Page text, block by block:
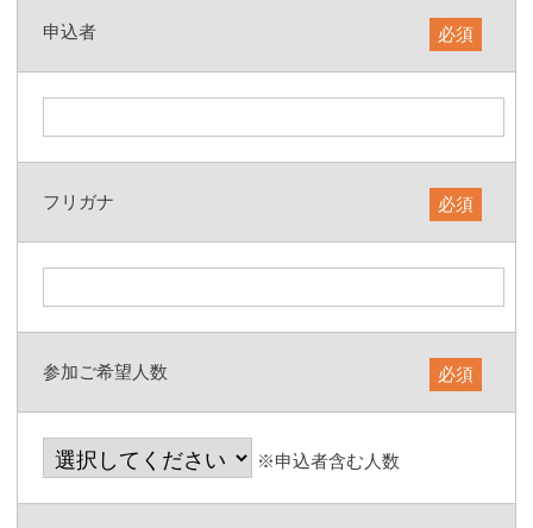
必須
申込者
必須
フリガナ
必須
参加ご希望人数
※申込者含む人数